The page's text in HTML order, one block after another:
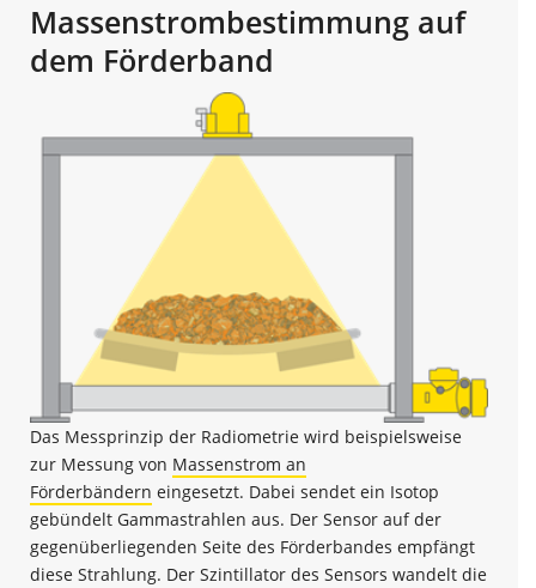
Massenstrombestimmung auf
dem Förderband
Das Messprinzip der Radiometrie wird beispielsweise
zur Messung von Massenstrom an
Förderbändern eingesetzt. Dabei sendet ein Isotop
gebündelt Gammastrahlen aus. Der Sensor auf der
gegenüberliegenden Seite des Förderbandes empfängt
diese Strahlung. Der Szintillator des Sensors wandelt die